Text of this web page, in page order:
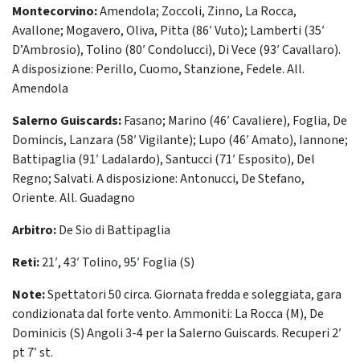
Montecorvino:Amendola; Zoccoli, Zinno, La Rocca,
Avallone; Mogavero, Oliva, Pitta (86′ Vuto); Lamberti (35′
D’Ambrosio), Tolino (80′ Condolucci), Di Vece (93′ Cavallaro).
A disposizione: Perillo, Cuomo, Stanzione, Fedele. All.
Amendola
Salerno Guiscards:Fasano; Marino (46′ Cavaliere), Foglia, De
Domincis, Lanzara (58′ Vigilante); Lupo (46′ Amato), Iannone;
Battipaglia (91′ Ladalardo), Santucci (71′ Esposito), Del
Regno; Salvati. A disposizione: Antonucci, De Stefano,
Oriente. All. Guadagno
Arbitro:De Sio di Battipaglia
Reti:21′, 43′ Tolino, 95′ Foglia (S)
Note:Spettatori 50 circa. Giornata fredda e soleggiata, gara
condizionata dal forte vento. Ammoniti: La Rocca (M), De
Dominicis (S) Angoli 3-4 per la Salerno Guiscards. Recuperi 2′
pt 7′ st.